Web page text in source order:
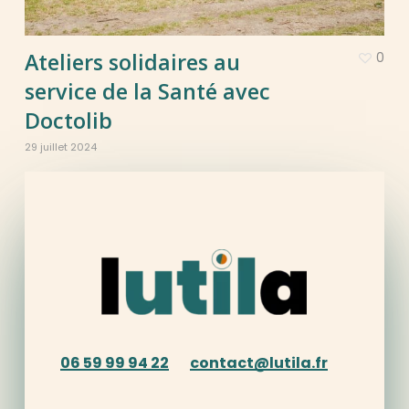
Ateliers solidaires au
service de la Santé avec
Doctolib
29 juillet 2024
0
06 59 99 94 22 contact@lutila.fr